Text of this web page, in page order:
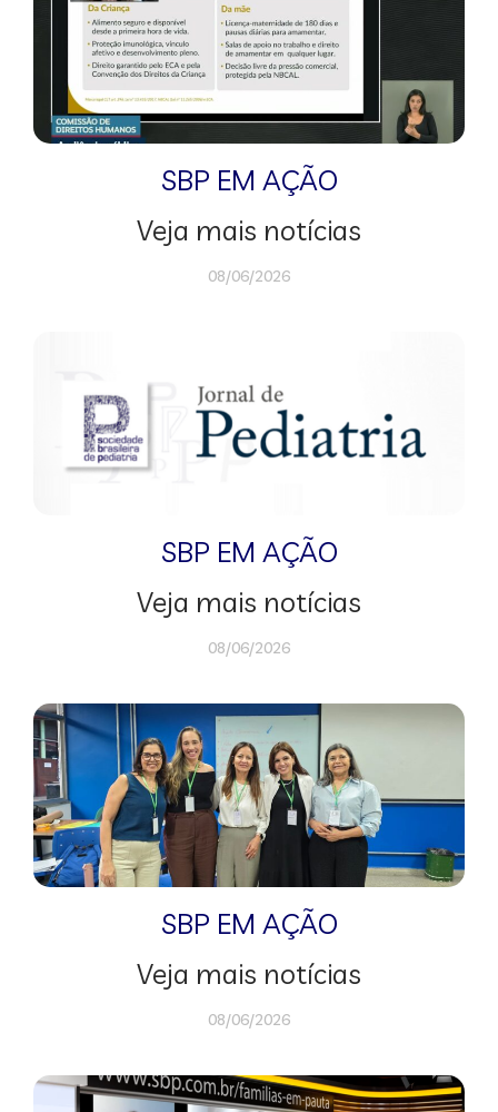
SBP EM AÇÃO
Veja mais notícias
08/06/2026
SBP EM AÇÃO
Veja mais notícias
08/06/2026
SBP EM AÇÃO
Veja mais notícias
08/06/2026